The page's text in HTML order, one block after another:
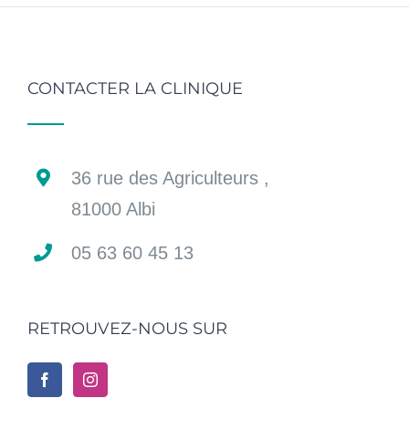
CONTACTER LA CLINIQUE
36 rue des Agriculteurs ,
81000 Albi
05 63 60 45 13
RETROUVEZ-NOUS SUR